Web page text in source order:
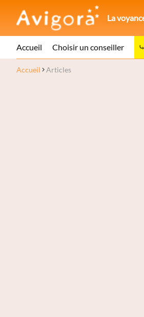
La
Accueil Choisir un conseiller
Accueil Articles